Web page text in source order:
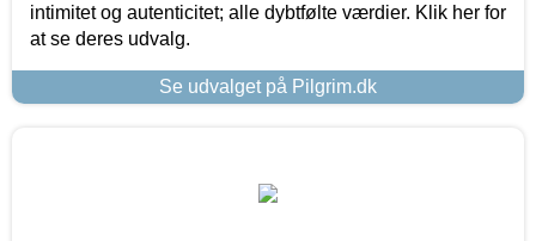
intimitet og autenticitet; alle dybtfølte værdier. Klik her for
at se deres udvalg.
Se udvalget på Pilgrim.dk